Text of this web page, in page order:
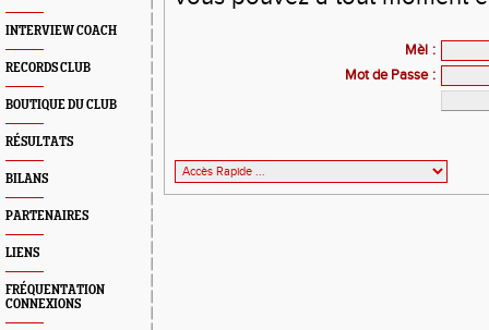
INTERVIEW COACH
RECORDS CLUB
BOUTIQUE DU CLUB
RÉSULTATS
BILANS
PARTENAIRES
LIENS
FRÉQUENTATION
CONNEXIONS
Mèl :
Mot de Passe :